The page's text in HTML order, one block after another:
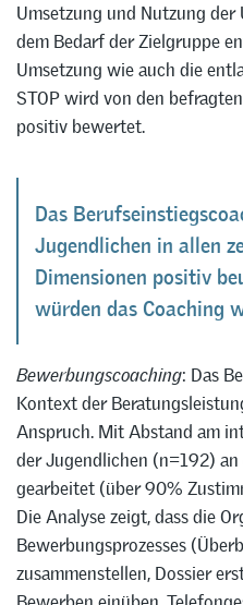
Umsetzung und Nutzung der
dem Bedarf der Zielgruppe
Umsetzung wie auch die
STOP wird von den
positiv bewertet.
Das
Jugendlichen in allen
Dimensionen positiv
würden das Coaching
Bewerbungscoaching: Das
Kontext der
Anspruch. Mit Abstand am
der Jugendlichen (n=192)
gearbeitet (über 90%
Die Analyse zeigt, dass die
Bewerbungsprozesses
zusammenstellen, Dossier